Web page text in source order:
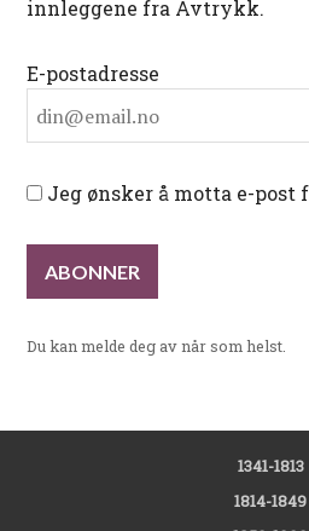
innleggene fra Avtrykk.
E-postadresse
Jeg ønsker å motta e-
Du kan melde deg av når som helst.
1341-1813
1814-1849